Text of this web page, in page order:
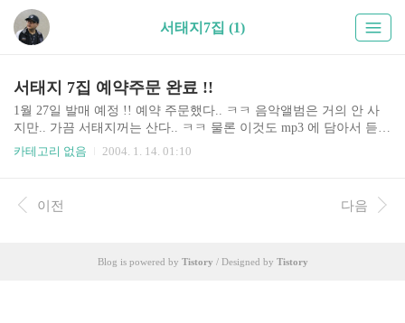
서태지7집 (1)
서태지 7집 예약주문 완료 !!
1월 27일 발매 예정 !! 예약 주문했다.. ㅋㅋ 음악앨범은 거의 안 사
지만.. 가끔 서태지꺼는 산다.. ㅋㅋ 물론 이것도 mp3 에 담아서 듣겠
지만..
카테고리 없음 2004. 1. 14. 01:10
이전 다음
Blog is powered by Tistory / Designed by Tistory